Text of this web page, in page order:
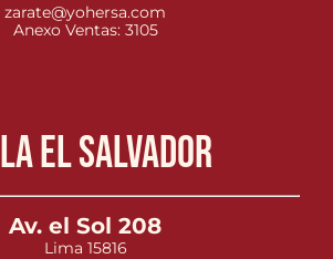
zarate@yohersa.com
Anexo Ventas: 3105
el Salvador
Av. el Sol 208
Lima 15816